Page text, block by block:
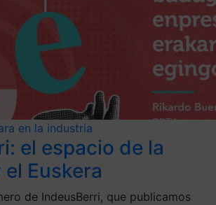
en la industria
el espacio de la
Euskera
de IndeusBerri, que publicamos